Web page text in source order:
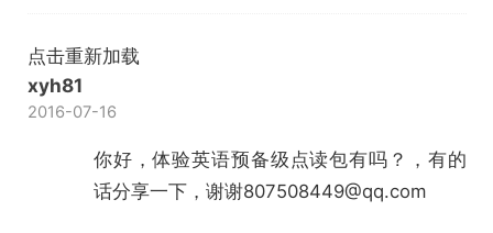
点击重新加载
xyh81
2016-07-16
你好，体验英语预备级点读包有吗？，有的
话分享一下，谢谢807508449@qq.com